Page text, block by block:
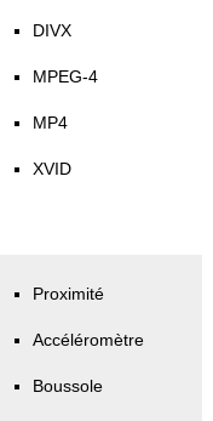
DIVX
MPEG-4
MP4
XVID
Proximité
Accéléromètre
Boussole